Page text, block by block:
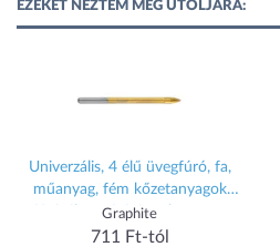
EZEKET NÉZTEM MEG UTOLJÁRA:
Univerzális, 4 élű üvegfúró, fa,
műanyag, fém kőzetanyagok
fúrásához, titánium bevonat,
4mm
Graphite
711 Ft-tól